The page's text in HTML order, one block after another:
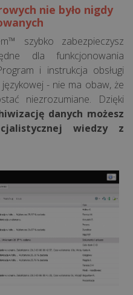
nie było nigdy
szybko zabezpieczysz
dla funkcjonowania
i instrukcja obsługi
- nie ma obaw, że
niezrozumiane. Dzięki
danych możesz
wiedzy z